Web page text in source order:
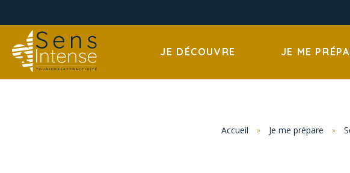
JE DÉCOUVRE JE ME
Accueil » Je me prépare »